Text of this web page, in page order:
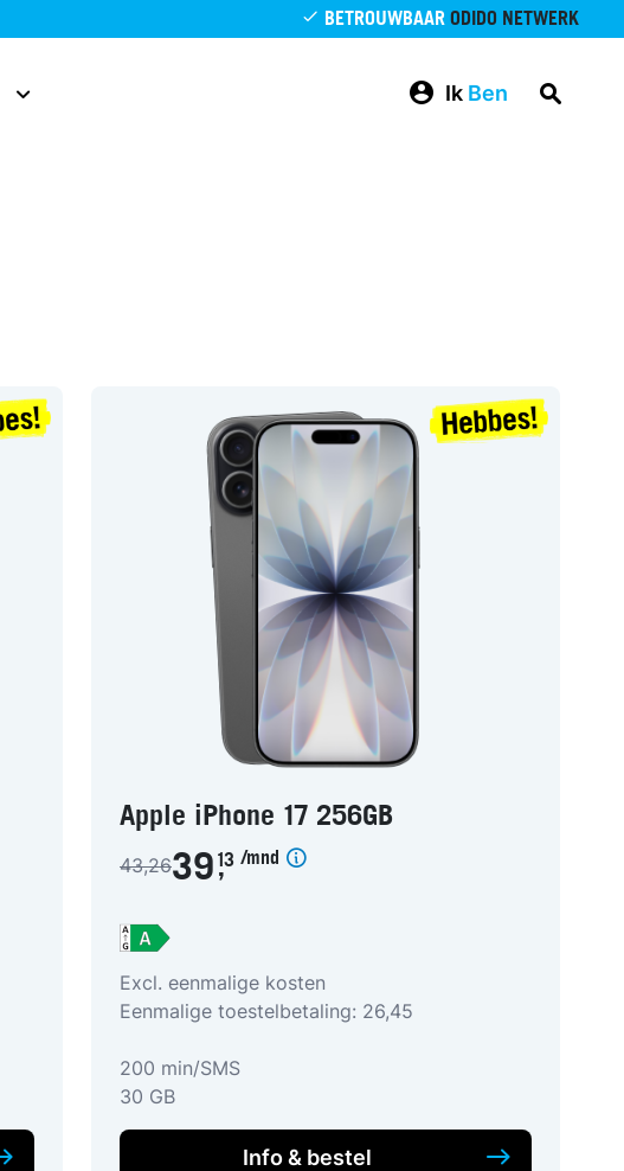
BETROUWBAAR ODIDO NETWERK
Ik Ben
Apple iPhone 17 256GB
43,2639 ,
13 /mnd
Excl. eenmalige kosten
Eenmalige toestelbetaling: 26,45
200 min/SMS
30 GB
Info & bestel